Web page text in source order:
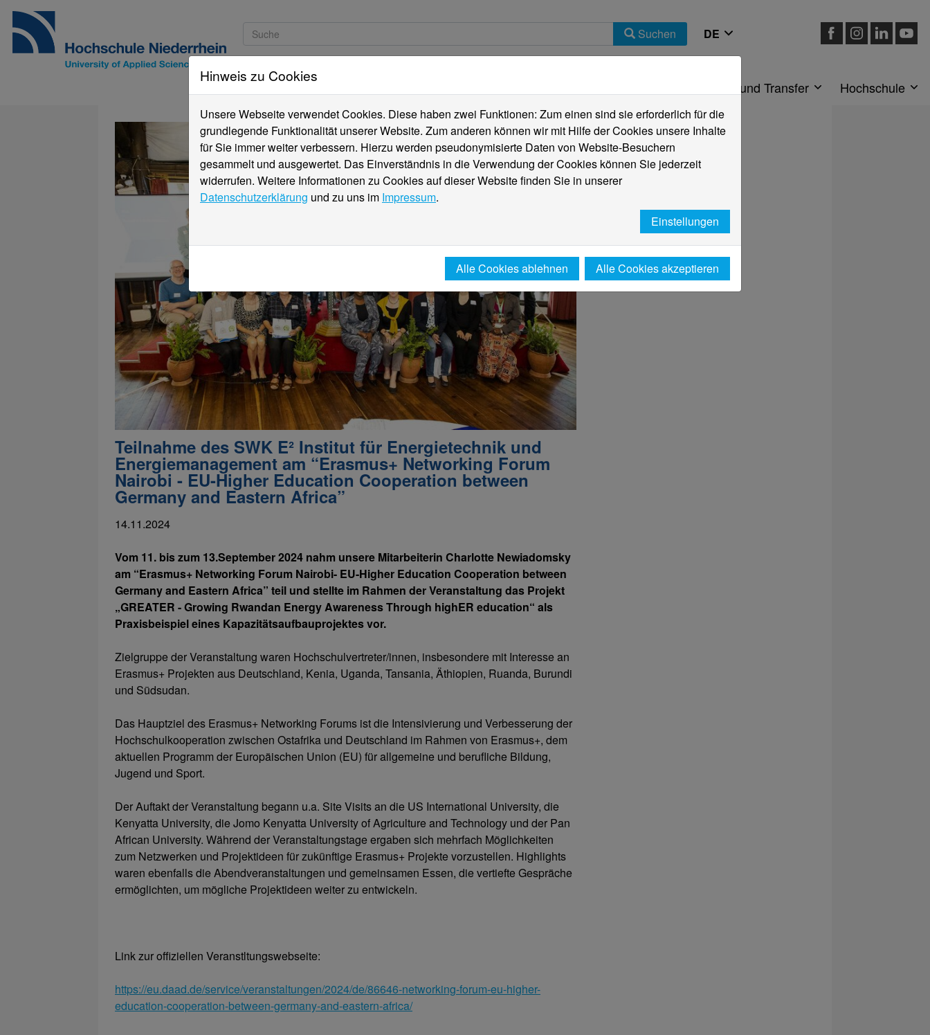
Suchen
Studieninteressierte Forschung und Transfer Hochschule
Teilnahme des SWK E² Institut für Energietechnik und
Energiemanagement am “Erasmus+ Networking Forum
Nairobi - EU-Higher Education Cooperation between
Germany and Eastern Africa”
14.11.2024
Vom 11. bis zum 13.September 2024 nahm unsere Mitarbeiterin Charlotte Newiadomsky
am “Erasmus+ Networking Forum Nairobi- EU-Higher Education Cooperation between
Germany and Eastern Africa” teil und stellte im Rahmen der Veranstaltung das Projekt
„GREATER - Growing Rwandan Energy Awareness Through highER education“ als
Praxisbeispiel eines Kapazitätsaufbauprojektes vor.
Zielgruppe der Veranstaltung waren Hochschulvertreter/innen, insbesondere mit Interesse an
Erasmus+ Projekten aus Deutschland, Kenia, Uganda, Tansania, Äthiopien, Ruanda, Burundi
und Südsudan.
Das Hauptziel des Erasmus+ Networking Forums ist die Intensivierung und Verbesserung der
Hochschulkooperation zwischen Ostafrika und Deutschland im Rahmen von Erasmus+, dem
aktuellen Programm der Europäischen Union (EU) für allgemeine und berufliche Bildung,
Jugend und Sport.
Der Auftakt der Veranstaltung begann u.a. Site Visits an die US International University, die
Kenyatta University, die Jomo Kenyatta University of Agriculture and Technology und der Pan
African University. Während der Veranstaltungstage ergaben sich mehrfach Möglichkeiten
zum Netzwerken und Projektideen für zukünftige Erasmus+ Projekte vorzustellen. Highlights
waren ebenfalls die Abendveranstaltungen und gemeinsamen Essen, die vertiefte Gespräche
ermöglichten, um mögliche Projektideen weiter zu entwickeln.
Link zur offiziellen Veranstltungswebseite:
https://eu.daad.de/service/veranstaltungen/2024/de/86646-networking-forum-eu-higher-
education-cooperation-between-germany-and-eastern-africa/
Hinweis zu Cookies
Unsere Webseite verwendet Cookies. Diese haben zwei Funktionen: Zum einen sind sie erforderlich für die
grundlegende Funktionalität unserer Website. Zum anderen können wir mit Hilfe der Cookies unsere Inhalte
für Sie immer weiter verbessern. Hierzu werden pseudonymisierte Daten von Website-Besuchern
gesammelt und ausgewertet. Das Einverständnis in die Verwendung der Cookies können Sie jederzeit
widerrufen. Weitere Informationen zu Cookies auf dieser Website finden Sie in unserer
Datenschutzerklärung und zu uns im Impressum.
Einstellungen
Alle Cookies ablehnen Alle Cookies akzeptieren